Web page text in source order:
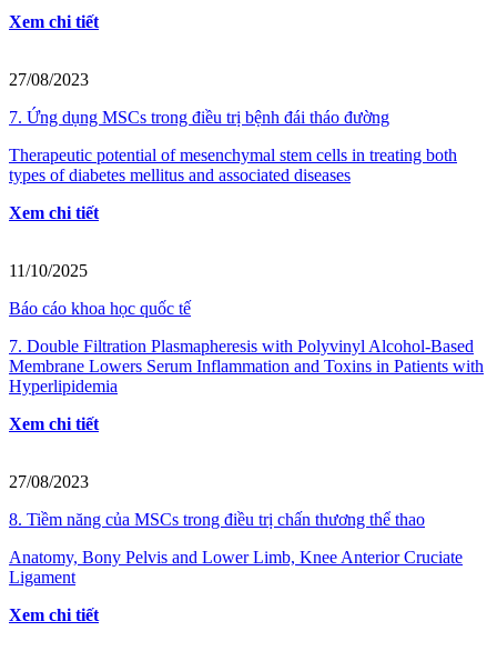
Xem chi tiết
27/08/2023
7. Ứng dụng MSCs trong điều trị bệnh đái tháo đường
Therapeutic potential of mesenchymal stem cells in treating both
types of diabetes mellitus and associated diseases
Xem chi tiết
11/10/2025
Báo cáo khoa học quốc tế
7. Double Filtration Plasmapheresis with Polyvinyl Alcohol-Based
Membrane Lowers Serum Inflammation and Toxins in Patients with
Hyperlipidemia
Xem chi tiết
27/08/2023
8. Tiềm năng của MSCs trong điều trị chấn thương thể thao
Anatomy, Bony Pelvis and Lower Limb, Knee Anterior Cruciate
Ligament
Xem chi tiết